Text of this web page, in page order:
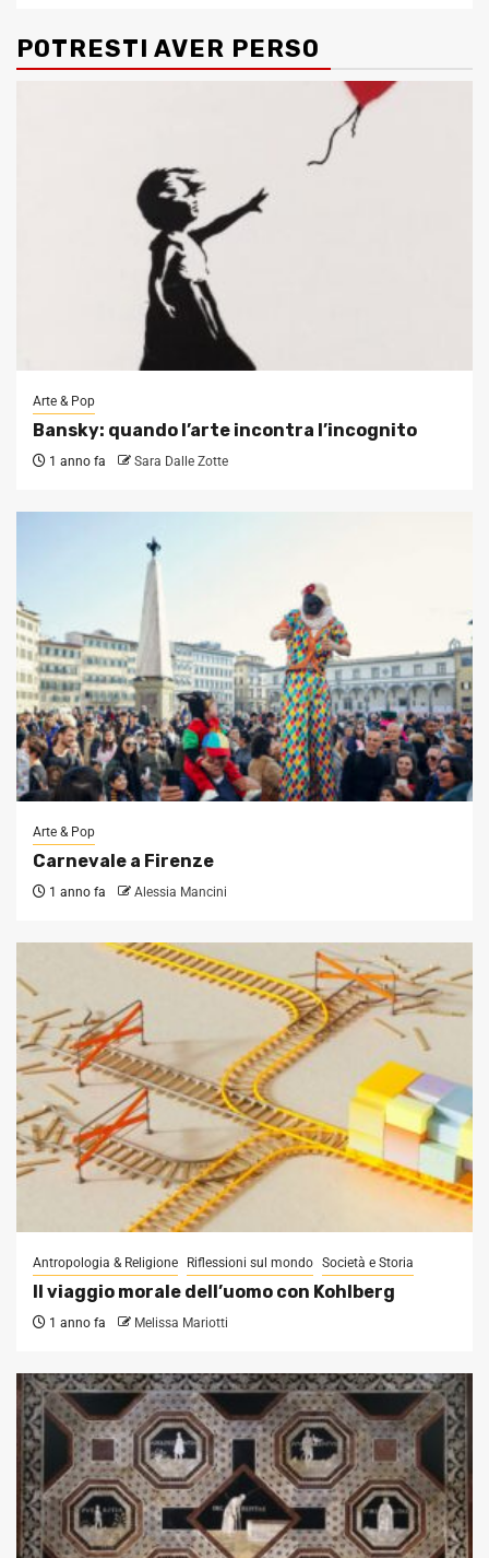
POTRESTI AVER PERSO
Arte & Pop
Bansky: quando l’arte incontra l’incognito
1 anno fa Sara Dalle Zotte
Arte & Pop
Carnevale a Firenze
1 anno fa Alessia Mancini
Antropologia & Religione Riflessioni sul mondo Società e Storia
Il viaggio morale dell’uomo con Kohlberg
1 anno fa Melissa Mariotti